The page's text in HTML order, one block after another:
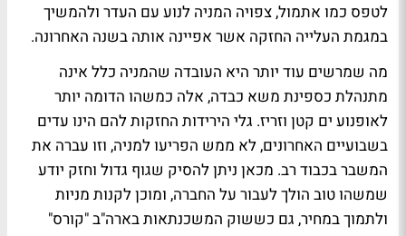
לטפס כמו אתמול, צפויה המניה לנוע עם העדר ולהמשיך
במגמת העלייה החזקה אשר אפיינה אותה בשנה האחרונה.
מה שמרשים עוד יותר היא העובדה שהמניה כלל אינה
מתנהלת כספינת משא כבדה, אלה כמשהו הדומה יותר
לאופנוע ים קטן וזריז. גלי הירידות החזקות להם הינו עדים
בשבועיים האחרונים, לא ממש הפריעו למניה, וזו עברה את
המשבר בכבוד רב. מכאן ניתן להסיק שגוף גדול וחזק יודע
שמשהו טוב הולך לעבור על החברה, ומוכן לקנות מניות
ולתמוך במחיר, גם כששוק המשכנתאות בארה"ב "קורס"